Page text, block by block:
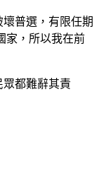
普選，有限任期
家，所以我在前
都難辭其責